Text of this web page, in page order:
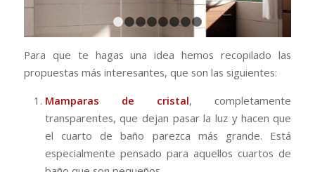
1 2 3
Para que te hagas una idea hemos recopilado las
propuestas más interesantes, que son las siguientes:
Mamparas de cristal, completamente
transparentes, que dejan pasar la luz y hacen que
el cuarto de baño parezca más grande. Está
especialmente pensado para aquellos cuartos de